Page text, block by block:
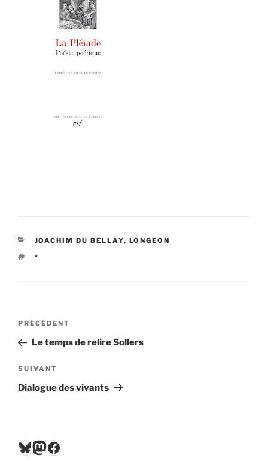
CATÉGORIES
JOACHIM DU BELLAY, LONGEON
ÉTIQUETTES
°
Navigation
l’article
Article
précédent
PRÉCÉDENT
Le temps de relire Sollers
Article
suivant
SUIVANT
Dialogue des vivants
Bluesky
Mastodon
Facebook